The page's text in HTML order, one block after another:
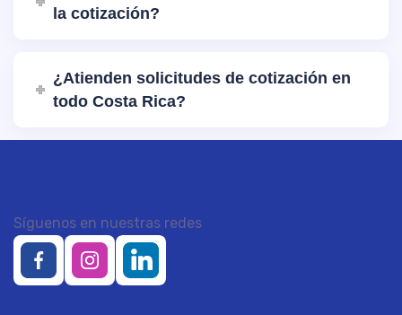
la cotización?
¿Atienden solicitudes de cotización en
todo Costa Rica?
Síguenos en nuestras redes